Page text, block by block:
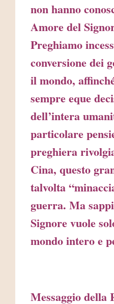
non hanno
Amore del
Preghiamo
conversione dei
il mondo,
sempre eque
dell’intera
particolare
preghiera
Cina, questo
talvolta
guerra. Ma
Signore vuole
mondo intero e
Messaggio della